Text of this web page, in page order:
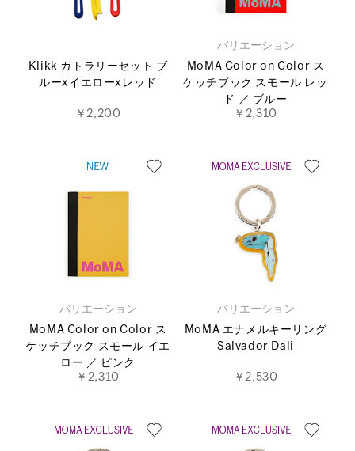
Klikk カトラリーセット ブ
ルーxイエローxレッド
￥2,200
バリエーション
MoMA Color on Color ス
ケッチブック スモール レッ
ド ／ ブルー
￥2,310
バリエーション
MoMA Color on Color ス
ケッチブック スモール イエ
ロー ／ ピンク
￥2,310
バリエーション
MoMA エナメルキーリング
Salvador Dali
￥2,530